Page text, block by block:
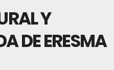
Y
DE ERESMA